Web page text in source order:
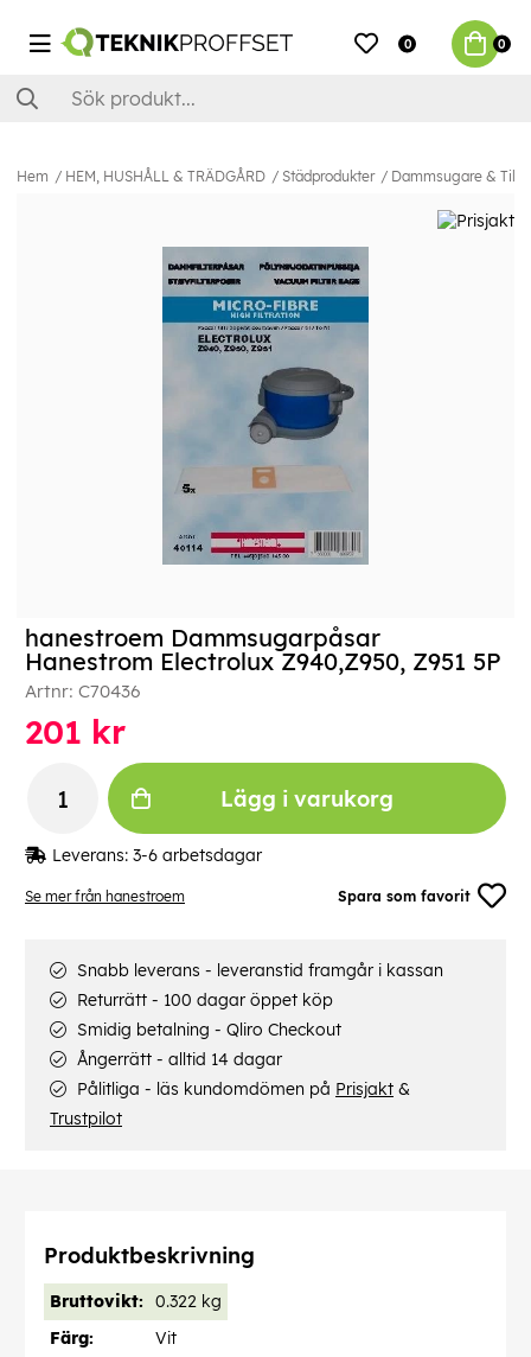
0 0
Hem HEM, HUSHÅLL & TRÄDGÅRD Städprodukter Dammsugare &
Se mer från hanestroem Spara som favorit
hanestroem Dammsugarpåsar
Hanestrom Electrolux Z940,Z950, Z951 5P
Artnr: C70436
201 kr
Lägg i varukorg
Leverans: 3-6 arbetsdagar
Snabb leverans - leveranstid framgår i kassan
Returrätt - 100 dagar öppet köp
Smidig betalning - Qliro Checkout
Ångerrätt - alltid 14 dagar
Pålitliga - läs kundomdömen på Prisjakt &
Trustpilot
Produktbeskrivning
Bruttovikt:
0.322 kg
Färg:
Vit